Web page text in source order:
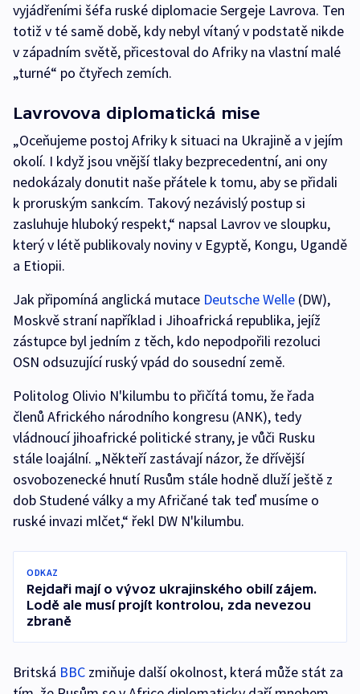
vyjádřeními šéfa ruské diplomacie Sergeje Lavrova. Ten
totiž v té samě době, kdy nebyl vítaný v podstatě nikde
v západním světě, přicestoval do Afriky na vlastní malé
„turné“ po čtyřech zemích.
Lavrovova diplomatická mise
„Oceňujeme postoj Afriky k situaci na Ukrajině a v jejím
okolí. I když jsou vnější tlaky bezprecedentní, ani ony
nedokázaly donutit naše přátele k tomu, aby se přidali
k proruským sankcím. Takový nezávislý postup si
zasluhuje hluboký respekt,“ napsal Lavrov ve sloupku,
který v létě publikovaly noviny v Egyptě, Kongu, Ugandě
a Etiopii.
Jak připomíná anglická mutace Deutsche Welle (DW),
Moskvě straní například i Jihoafrická republika, jejíž
zástupce byl jedním z těch, kdo nepodpořili rezoluci
OSN odsuzující ruský vpád do sousední země.
Politolog Olivio N'kilumbu to přičítá tomu, že řada
členů Afrického národního kongresu (ANK), tedy
vládnoucí jihoafrické politické strany, je vůči Rusku
stále loajální. „Někteří zastávají názor, že dřívější
osvobozenecké hnutí Rusům stále hodně dluží ještě z
dob Studené války a my Afričané tak teď musíme o
ruské invazi mlčet,“ řekl DW N'kilumbu.
ODKAZ
Rejdaři mají o vývoz ukrajinského obilí zájem.
Lodě ale musí projít kontrolou, zda nevezou
zbraně
Britská BBC zmiňuje další okolnost, která může stát za